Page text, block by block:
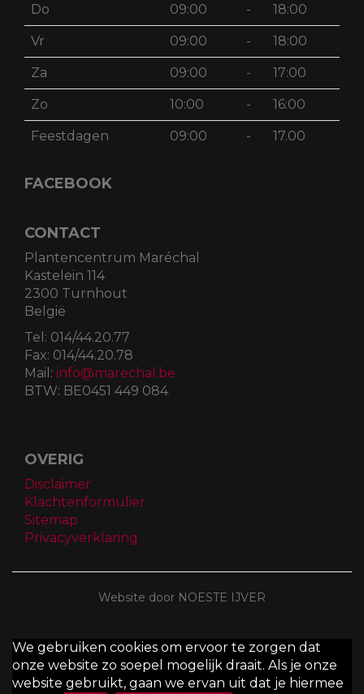
Do 09:00 - 18:00
Vr 09:00 - 18:00
Za 09:00 - 17:00
Zo 10:00 - 16:00
Feestdagen 09:00 - 17.00
FACEBOOK
CONTACT
Plantencentrum Maréchal
Kastelein 114
2300 Turnhout
België
Tel: 014/44.20.77
Fax: 014/44.20.78
Mail: info@marechal.be
BTW: BE0451 449 084
OVERIG
Disclaimer
Klachtenformulier
Sitemap
Privacyverklaring
Website door NOESTE IJVER
We gebruiken cookies om ervoor te zorgen dat
onze website zo soepel mogelijk draait. Als je onze
website gebruikt, gaan we ervan uit dat je hiermee